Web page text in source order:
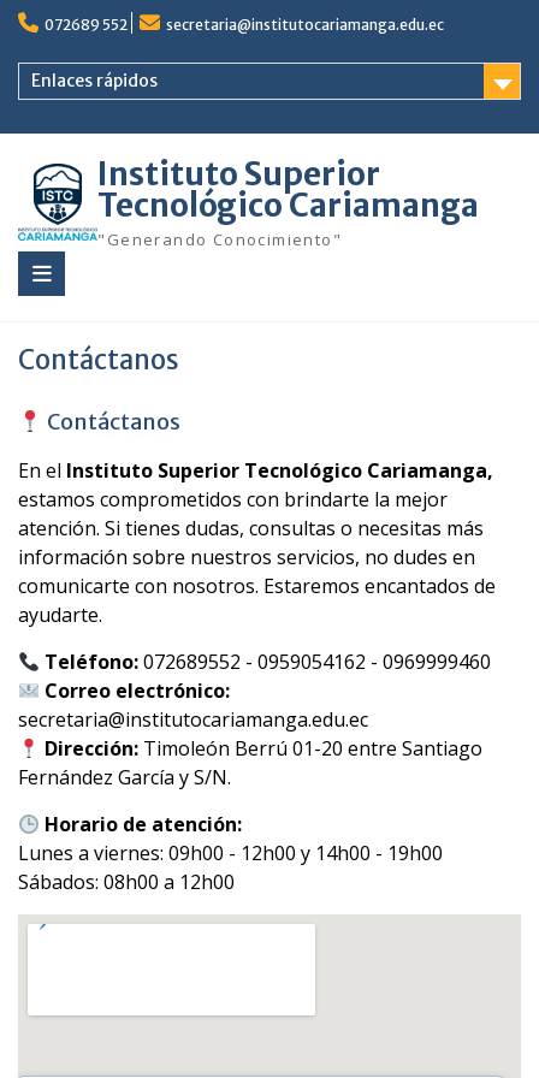
Saltar
contenido
072689 552 secretaria@institutocariamanga.edu.ec
Enlaces rápidos
Instituto Superior
Tecnológico Cariamanga
"Generando Conocimiento"
Contáctanos
Contáctanos
En el Instituto Superior Tecnológico Cariamanga,
estamos comprometidos con brindarte la mejor
atención. Si tienes dudas, consultas o necesitas más
información sobre nuestros servicios, no dudes en
comunicarte con nosotros. Estaremos encantados de
ayudarte.
Teléfono:072689552 - 0959054162 - 0969999460
Correo electrónico:
secretaria@institutocariamanga.edu.ec
Dirección: Timoleón Berrú 01-20 entre Santiago
Fernández García y S/N.
Horario de atención:
Lunes a viernes: 09h00 - 12h00 y 14h00 - 19h00
Sábados: 08h00 a 12h00